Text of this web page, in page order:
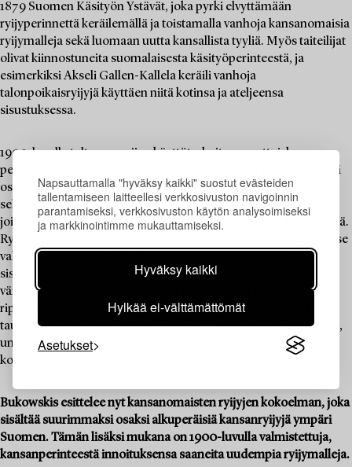
Napsauttamalla "hyväksy kaikki" suostut evästeiden
tallentamiseen laitteellesi verkkosivuston navigoinnin
parantamiseksi, verkkosivuston käytön analysoimiseksi
ja markkinointimme mukauttamiseksi.
Hyväksy kaikki
Hylkää ei-välttämättömät
Asetukset
1879 Suomen Käsityön Ystävät, joka pyrki elvyttämään
ryijyperinnettä keräilemällä ja toistamalla vanhoja kansanomaisia
ryijymalleja sekä luomaan uutta kansallista tyyliä. Myös taiteilijat
olivat kiinnostuneita suomalaisesta käsityöperinteestä, ja
esimerkiksi Akseli Gallen-Kallela keräili vanhoja
talonpoikaisryijyjä käyttäen niitä kotinsa ja ateljeensa
sisustuksessa.
1900-luvulle tultaessa ryijyn käyttötarkoitus muuttui, kun
perinteisesti peitteenä käytetty tekstiili sai uuden paikan seinällä
osana muodikasta sisustusta – vanhan kansanomaisen ryijyn ja
sellaisen pohjalta tehdyn toisinnon erottaakin usein hapsuista,
joista tuli olennainen osa seinälle ripustettavaa uudenlaista ryijyä.
Ryijyn arvostus oli huipussaan 1900-luvun alkupuolella, jolloin se
vakiinnutti asemansta keskeinenä osana suomalaisen kodin
sisustusta. Koko sisustus suunniteltiin usein ryijyn ja sen
värimaailman ehdoilla, ja erilaiset merkkipäivät joulua ja
rippijuhlia myöten ikuistettiin perhe-albumien valokuviin ryijy
taustallaan. Onkin perustelua sanoa, että ryijy on kestänyt aikaa,
unohtuen välillä vintille ja nousten sieltä jälleen parrasvaloihin
kodin paraatipaikalle.
Bukowskis esittelee nyt kansanomaisten ryijyjen kokoelman, joka
sisältää suurimmaksi osaksi alkuperäisiä kansanryijyjä ympäri
Suomen. Tämän lisäksi mukana on 1900-luvulla valmistettuja,
kansanperinteestä innoituksensa saaneita uudempia ryijymalleja.